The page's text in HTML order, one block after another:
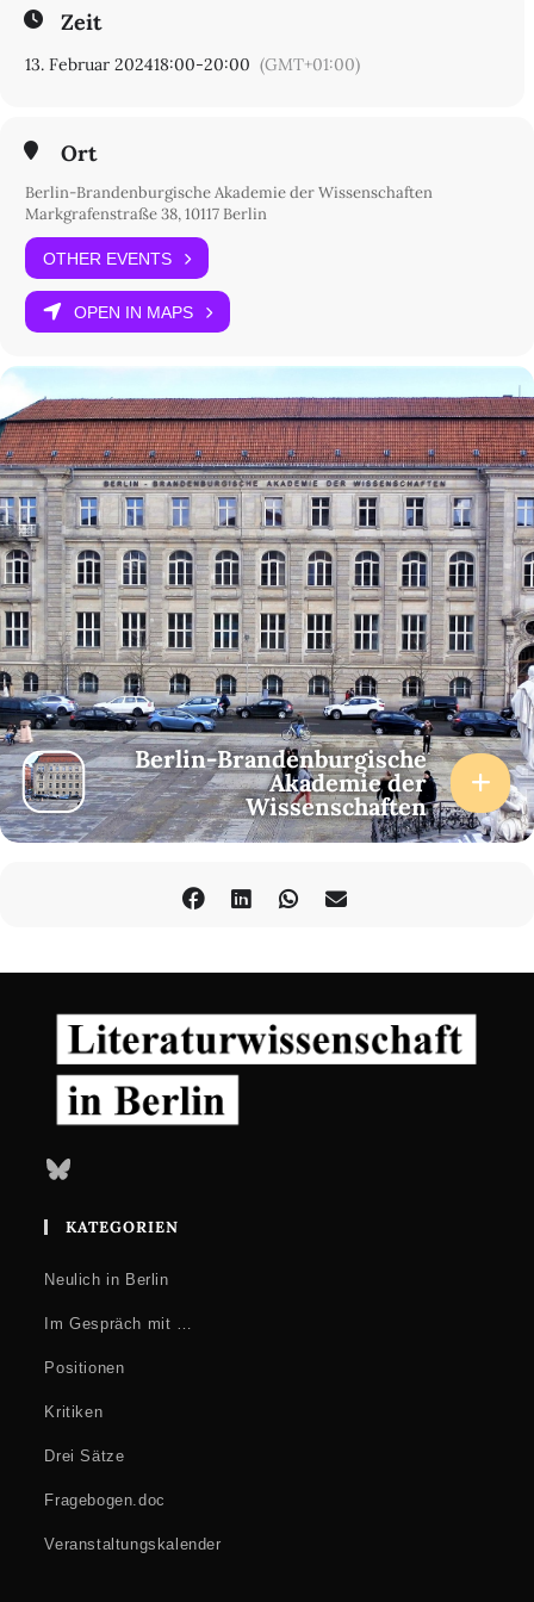
Zeit
13. Februar 202418:00-20:00 (GMT+01:00)
Ort
Berlin-Brandenburgische Akademie der Wissenschaften
Markgrafenstraße 38, 10117 Berlin
OTHER EVENTS
OPEN IN MAPS
Berlin-Brandenburgische
Akademie der
Wissenschaften
Bluesky
KATEGORIEN
Neulich in Berlin
Im Gespräch mit …
Positionen
Kritiken
Drei Sätze
Fragebogen.doc
Veranstaltungskalender